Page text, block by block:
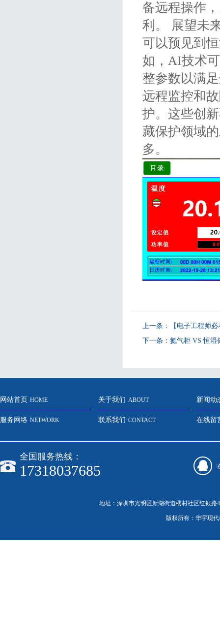
备远程操作
利。 展望未
可以预见到
如，AI技术
整参数以满
远程监控和
护。这些创
藏保护领域
多。
上一条：
【电子工程师
下一条： 氮气柜 VS 恒湿
网站首页 HOME 关于我们 ABOUT 新闻动
服务网络 NETWORK 联系我们 CONTACT 在线留
全国服务热线：
17318037685
地址：深圳市光明区新湖街道楼村社区红银
版权所有：华宇现